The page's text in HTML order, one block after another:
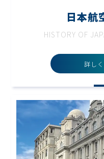
日本航
HISTORY OF
詳し